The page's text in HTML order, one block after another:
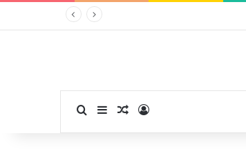
ورودنوشته تصادفی
سایدبارجستجو برای